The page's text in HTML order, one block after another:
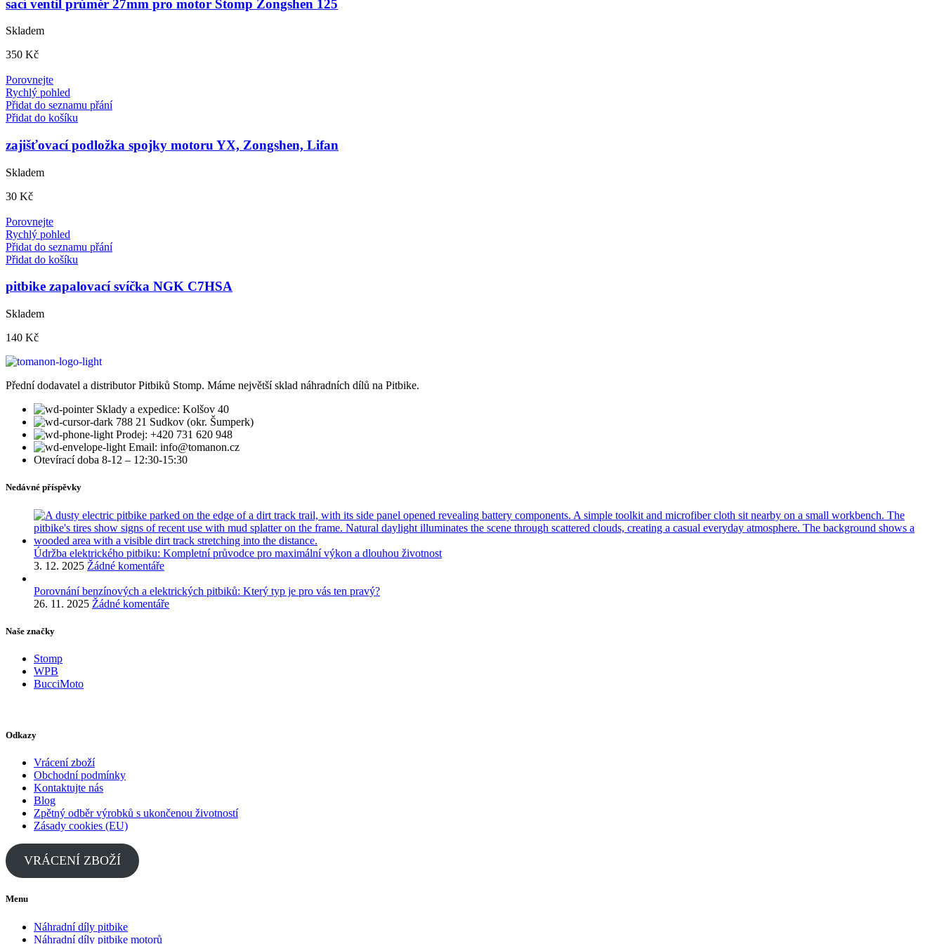
sací ventil průměr 27mm pro motor Stomp Zongshen 125
Skladem
350 Kč
Porovnejte
Rychlý pohled
Přidat do seznamu přání
Přidat do košíku
zajišťovací podložka spojky motoru YX, Zongshen, Lifan
Skladem
30 Kč
Porovnejte
Rychlý pohled
Přidat do seznamu přání
Přidat do košíku
pitbike zapalovací svíčka NGK C7HSA
Skladem
140 Kč
Přední dodavatel a distributor Pitbiků Stomp. Máme největší sklad náhradních dílů na Pitbike.
Sklady a expedice: Kolšov 40
788 21 Sudkov (okr. Šumperk)
Prodej: +420 731 620 948
Email: info@tomanon.cz
Otevírací doba 8-12 – 12:30-15:30
Nedávné příspěvky
Údržba elektrického pitbiku: Kompletní průvodce pro maximální výkon a dlouhou životnost
3. 12. 2025 Žádné komentáře
Porovnání benzínových a elektrických pitbiků: Který typ je pro vás ten pravý?
26. 11. 2025 Žádné komentáře
Naše značky
Stomp
WPB
BucciMoto
Odkazy
Vrácení zboží
Obchodní podmínky
Kontaktujte nás
Blog
Zpětný odběr výrobků s ukončenou životností
Zásady cookies (EU)
VRÁCENÍ ZBOŽÍ
Menu
Náhradní díly pitbike
Náhradní díly pitbike motorů